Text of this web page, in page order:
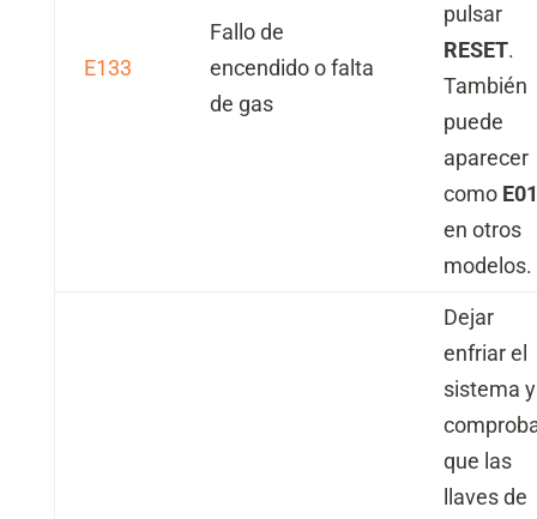
E133
Fallo de
encendido o falta
de gas
pulsar
RESET.
También
puede
aparecer
como E01
en otros
modelos.
Dejar
enfriar el
sistema y
que las
llaves de